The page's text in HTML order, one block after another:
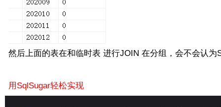
然后上面的表在和临时表 进行JOIN 在分组，会不会认为
用SqlSugar轻松实现